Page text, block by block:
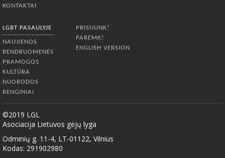
KONTAKTAI
LGBT PASAULYJE
NAUJIENOS
BENDRUOMENĖS
PRAMOGOS
KULTŪRA
NUORODOS
RENGINIAI
PRISIJUNK!
PAREMK!
ENGLISH VERSION
©2019 LGL
Asociacija Lietuvos gėjų lyga
Odminių g. 11-4, LT-01122, Vilnius
Kodas: 291902980